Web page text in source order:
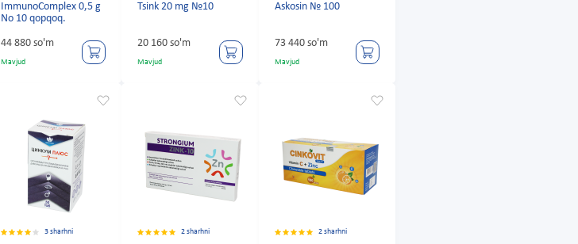
ImmunoComplex 0,5 g
No 10 qopqoq.
44 880 so'm
Mavjud
Tsink 20 mg №10
20 160 so'm
Mavjud
Askosin № 100
73 440 so'm
Mavjud
3 sharhni 2 sharhni 2 sharhni